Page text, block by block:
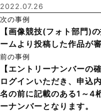
2022.07.26
次の事例
【画像競技(フォト部門)
ームより投稿した作品が
前の事例
【エントリーナンバーの
ログインいただき、申込
名の前に記載のある1～4
ーナンバーとなります。